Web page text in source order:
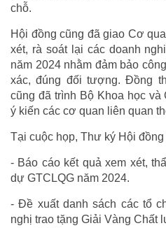
chỗ.
Hội đồng cũng đã giao Cơ
xét, rà soát lại các doanh
năm 2024 nhằm đảm bảo
xác, đúng đối tượng. Đồng
cũng đã trình Bộ Khoa học
ý kiến các cơ quan liên quan
Tại cuộc họp, Thư ký Hội đồng
- Báo cáo kết quả xem xét,
dự GTCLQG năm 2024.
- Đề xuất danh sách các tổ
nghị trao tặng Giải Vàng Chất